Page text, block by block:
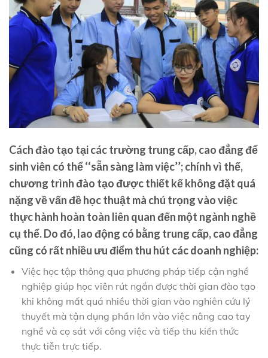
Cách đào tạo tại các trường trung cấp, cao đẳng để
sinh viên có thể ‘‘sẵn sàng làm việc’’; chính vì thế,
chương trình đào tạo được thiết kế không đặt quá
nặng về vấn đề học thuật mà chú trọng vào việc
thực hành hoàn toàn liên quan đến một ngành nghề
cụ thể. Do đó,lao động có bằng trung cấp, cao đẳng
cũng có rất nhiều ưu điểm thu hút các doanh nghiệp:
Việc học tập thông qua phương pháp tiếp cận nghề
nghiệp giúp học viên rút ngắn được thời gian đào tạo
khi không mất quá nhiều thời gian vào nghiên cứu lý
thuyết mà tận dụng phần lớn vào việc nâng cao tay
nghề và cọ sát với công việc và tiếp thu kiến thức
thực tiễn trực tiếp.